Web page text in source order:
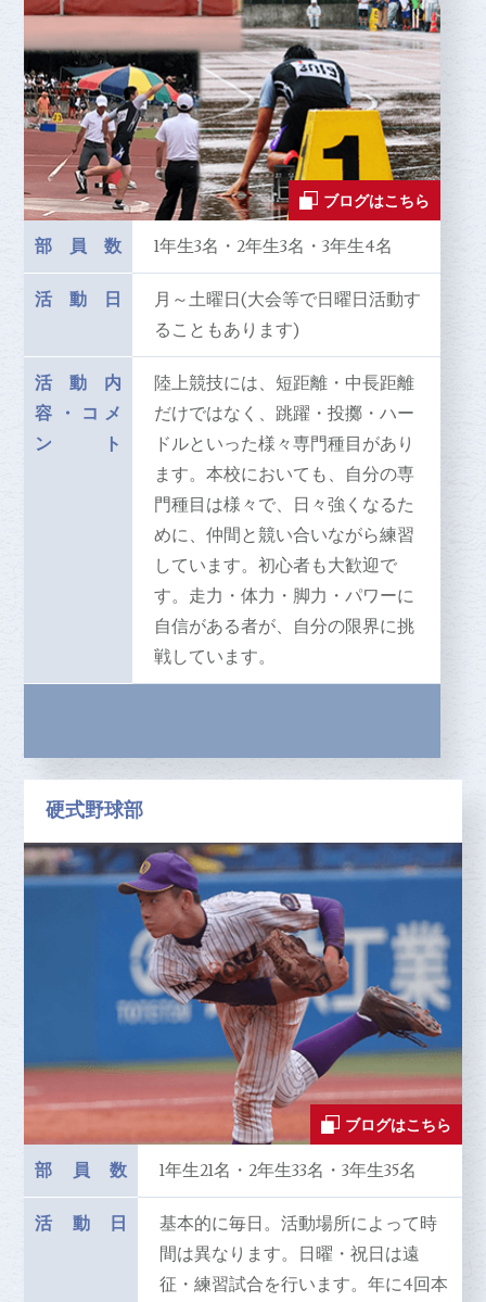
ブログはこちら
部員数 1年生3名・2年生3名・3年生4名
活動日
月～土曜日(大会等で日曜日活動す
ることもあります)
活動内
容
・
コメ
ント
陸上競技には、短距離・中長距離
だけではなく、跳躍・投擲・ハー
ドルといった様々専門種目があり
ます。本校においても、自分の専
門種目は様々で、日々強くなるた
めに、仲間と競い合いながら練習
しています。初心者も大歓迎で
す。走力・体力・脚力・パワーに
自信がある者が、自分の限界に挑
戦しています。
硬式野球部
ブログはこちら
部員数 1年生21名・2年生33名・3年生35名
活動日
基本的に毎日。活動場所によって時
間は異なります。日曜・祝日は遠
征・練習試合を行います。年に4回本